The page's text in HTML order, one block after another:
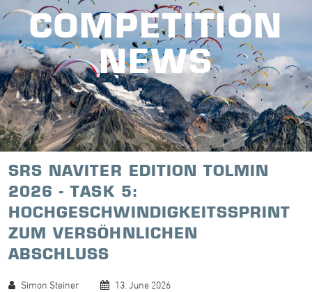
COMPETITION
NEWS
SRS NAVITER EDITION TOLMIN
2026 - TASK 5:
HOCHGESCHWINDIGKEITSSPRINT
ZUM VERSÖHNLICHEN
ABSCHLUSS
Simon Steiner
13. June 2026